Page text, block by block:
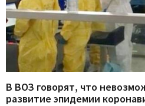
В ВОЗ говорят, что
развитие эпидемии